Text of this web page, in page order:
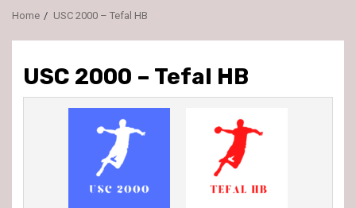
Home USC 2000 – Tefal HB
USC 2000 – Tefal HB